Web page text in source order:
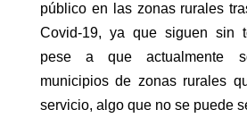
público en las zonas rurales
Covid-19, ya que siguen sin
pese a que actualmente
municipios de zonas rurales
servicio, algo que no se puede